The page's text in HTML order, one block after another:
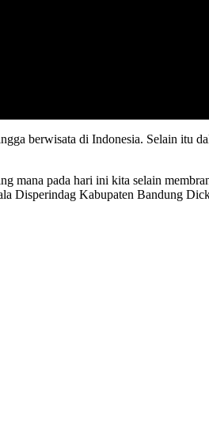
berwisata di Indonesia. Selain itu
mana pada hari ini kita selain
Disperindag Kabupaten Bandung